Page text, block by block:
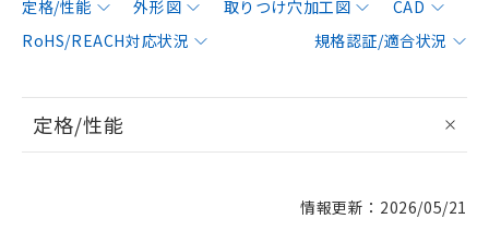
定格/性能 外形図 取りつけ穴加工図
CAD
RoHS/REACH対応状況
規格認証/適合状況
定格/性能
情報更新：2026/05/21